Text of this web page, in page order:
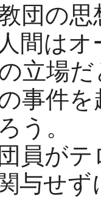
団の思
間は
立場だ
事件
う。
員がテ
与せ